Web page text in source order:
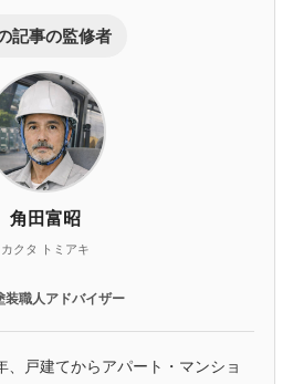
記事の監修者
角田富昭
カクタ トミアキ
装職人アドバイザー
、戸建てからアパート・マンショ